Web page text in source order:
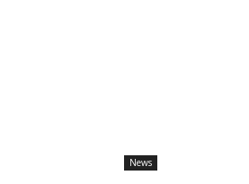
News